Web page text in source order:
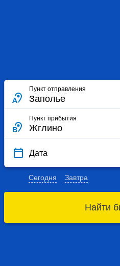
Пункт отправления
Пункт прибытия
Дата
Сегодня Завтра
Найти